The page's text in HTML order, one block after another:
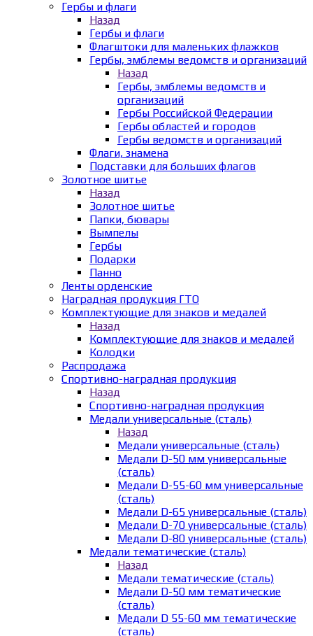
Гербы и флаги
Назад
Гербы и флаги
Флагштоки для маленьких флажков
Гербы, эмблемы ведомств и организаций
Назад
Гербы, эмблемы ведомств и
организаций
Гербы Российской Федерации
Гербы областей и городов
Гербы ведомств и организаций
Флаги, знамена
Подставки для больших флагов
Золотное шитье
Назад
Золотное шитье
Папки, бювары
Вымпелы
Гербы
Подарки
Панно
Ленты орденские
Наградная продукция ГТО
Комплектующие для знаков и медалей
Назад
Комплектующие для знаков и медалей
Колодки
Распродажа
Спортивно-наградная продукция
Назад
Спортивно-наградная продукция
Медали универсальные (сталь)
Назад
Медали универсальные (сталь)
Медали D-50 мм универсальные
(сталь)
Медали D-55-60 мм универсальные
(сталь)
Медали D-65 универсальные (сталь)
Медали D-70 универсальные (сталь)
Медали D-80 универсальные (сталь)
Медали тематические (сталь)
Назад
Медали тематические (сталь)
Медали D-50 мм тематические
(сталь)
Медали D 55-60 мм тематические
(сталь)